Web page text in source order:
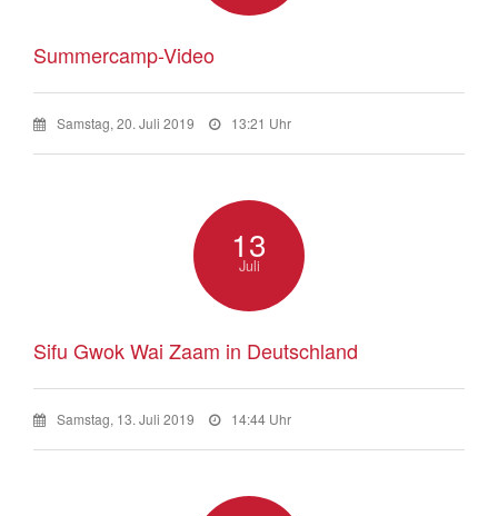
Summercamp-Video
Samstag, 20. Juli 2019 13:21 Uhr
13
Juli
Sifu Gwok Wai Zaam in Deutschland
Samstag, 13. Juli 2019 14:44 Uhr